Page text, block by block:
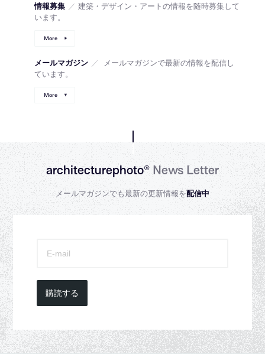
情報募集 ／ 建築・デザイン・アートの情報を随時募集して
います。
More
メールマガジン ／
メールマガジンで最新の情報を配信し
ています。
More
architecturephoto®News Letter
メールマガジンでも最新の更新情報を配信中
購読する